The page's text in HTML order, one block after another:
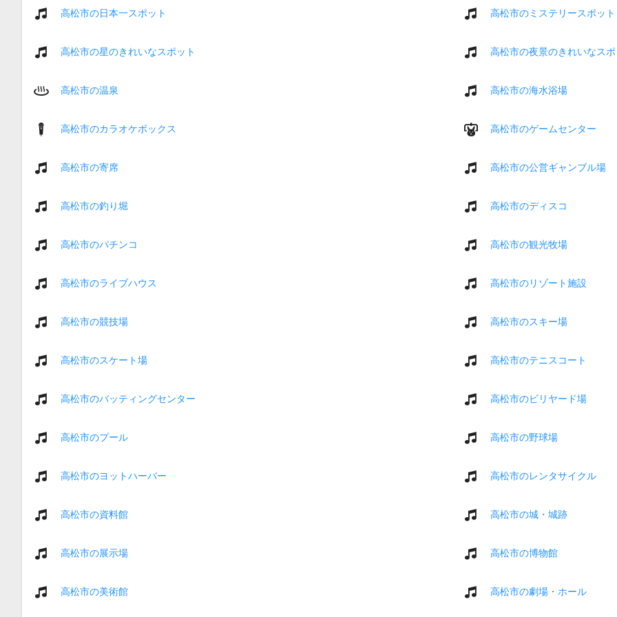
高松市の日本一スポット 高松市のミステリースポット
高松市の星のきれいなスポット 高松市の夜景のきれいなス
高松市の温泉 高松市の海水浴場
高松市のカラオケボックス 高松市のゲームセンター
高松市の寄席 高松市の公営ギャンブル場
高松市の釣り堀 高松市のディスコ
高松市のパチンコ 高松市の観光牧場
高松市のライブハウス 高松市のリゾート施設
高松市の競技場 高松市のスキー場
高松市のスケート場 高松市のテニスコート
高松市のバッティングセンター 高松市のビリヤード場
高松市のプール 高松市の野球場
高松市のヨットハーバー 高松市のレンタサイクル
高松市の資料館 高松市の城・城跡
高松市の展示場 高松市の博物館
高松市の美術館 高松市の劇場・ホール